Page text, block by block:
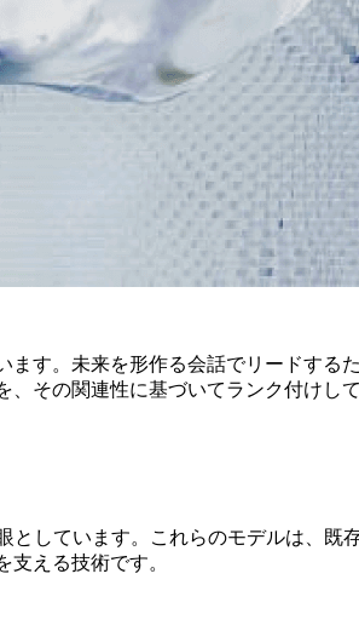
す。未来を形作る会話でリードす
その関連性に基づいてランク付けして
としています。これらのモデルは、既
える技術です。